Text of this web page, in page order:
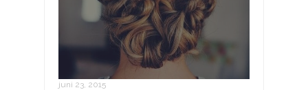
DIY bruidskapsel
juni 23, 2015